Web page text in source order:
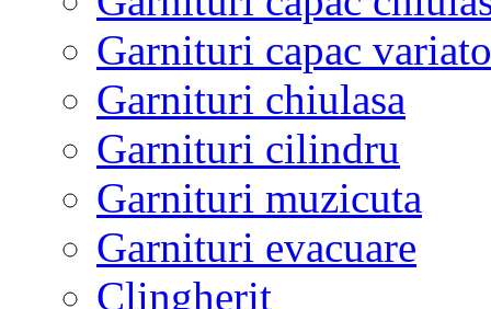
Garnituri capac
Garnituri chiulasa
Garnituri cilindru
Garnituri muzicuta
Garnituri evacuare
Clingherit